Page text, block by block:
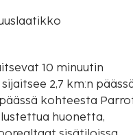
10 minuutin
kohteesta
huonetta,